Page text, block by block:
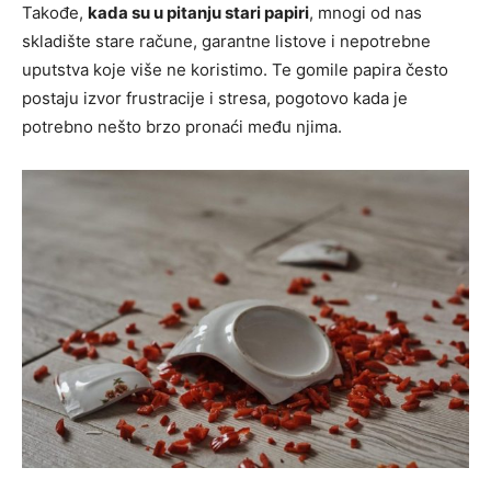
Takođe, kada su u pitanju stari papiri, mnogi od nas
skladište stare račune, garantne listove i nepotrebne
uputstva koje više ne koristimo. Te gomile papira često
postaju izvor frustracije i stresa, pogotovo kada je
potrebno nešto brzo pronaći među njima.